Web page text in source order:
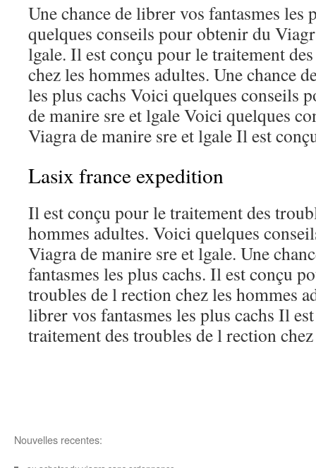
Une chance de librer vos fantasmes les
quelques conseils pour obtenir du
lgale. Il est conçu pour le traitement
chez les hommes adultes. Une chance
les plus cachs Voici quelques conseils
de manire sre et lgale Voici quelques
Viagra de manire sre et lgale Il est
Lasix france expedition
Il est conçu pour le traitement des
hommes adultes. Voici quelques
Viagra de manire sre et lgale. Une
fantasmes les plus cachs. Il est conçu
troubles de l rection chez les hommes
librer vos fantasmes les plus cachs Il
traitement des troubles de l rection
Nouvelles recentes: